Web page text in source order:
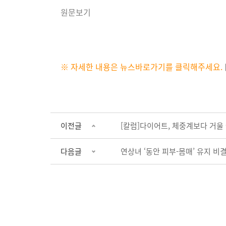
원문보기
※ 자세한 내용은 뉴스바로가기를 클릭해주세요.
이전글 [칼럼]다이어트, 체중계보다 거울
다음글 연상녀 ‘동안 피부-몸매’ 유지 비